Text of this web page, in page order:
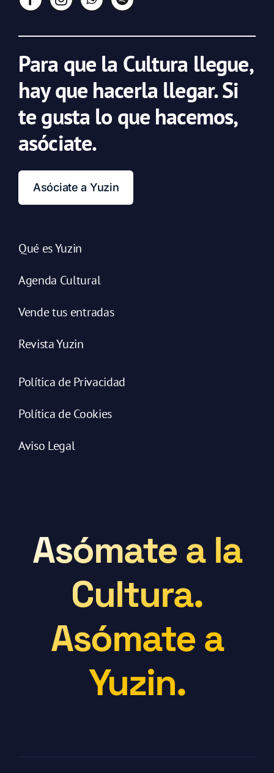
Para que la Cultura llegue,
hay que hacerla llegar. Si
te gusta lo que hacemos,
asóciate.
Asóciate a Yuzin
Qué es Yuzin
Agenda Cultural
Vende tus entradas
Revista Yuzin
Política de Privacidad
Política de Cookies
Aviso Legal
Asómate a la
Cultura.
Asómate a
Yuzin.